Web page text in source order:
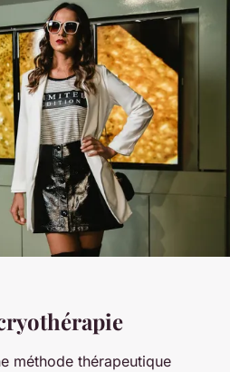
méthode thérapeutique